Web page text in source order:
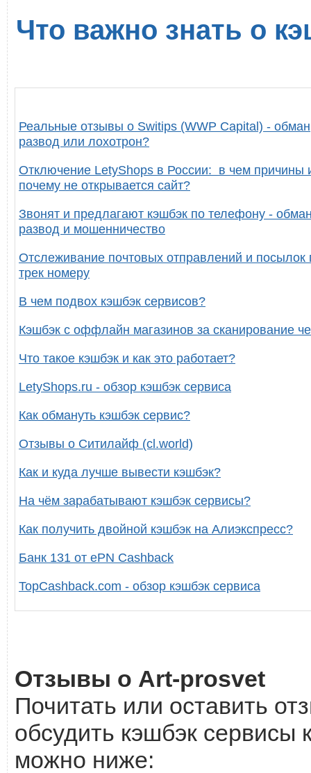
Что важно знать о
Реальные отзывы о Switips (WWP Capital) -
развод или лохотрон?
Отключение LetyShops в России: в чем причины
почему не открывается сайт?
Звонят и предлагают кэшбэк по телефону -
развод и мошенничество
Отслеживание почтовых отправлений и посылок
трек номеру
В чем подвох кэшбэк сервисов?
Кэшбэк с оффлайн магазинов за сканирование
Что такое кэшбэк и как это работает?
LetyShops.ru - обзор кэшбэк сервиса
Как обмануть кэшбэк сервис?
Отзывы о Ситилайф (cl.world)
Как и куда лучше вывести кэшбэк?
На чём зарабатывают кэшбэк сервисы?
Как получить двойной кэшбэк на Алиэкспресс?
Банк 131 от ePN Cashback
TopCashback.com - обзор кэшбэк сервиса
Отзывы о Art-prosvet
Почитать или оставить
обсудить кэшбэк сервисы
можно ниже: